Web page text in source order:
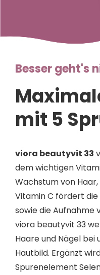
Besser geht's
mit 5
viora beautyvit 33
dem wichtigen
Wachstum von
Vitamin C fördert
sowie die Aufnahme
viora beautyvit 33
Haare und Nägel bei
Hautbild. Ergänzt
Spurenelement